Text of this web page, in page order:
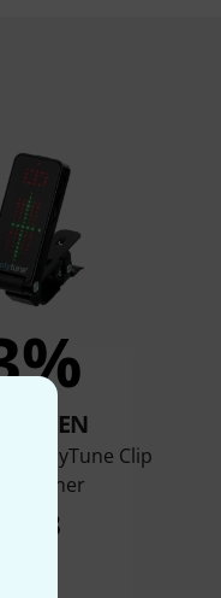
PolyTune Clip
Tuner
€ 28